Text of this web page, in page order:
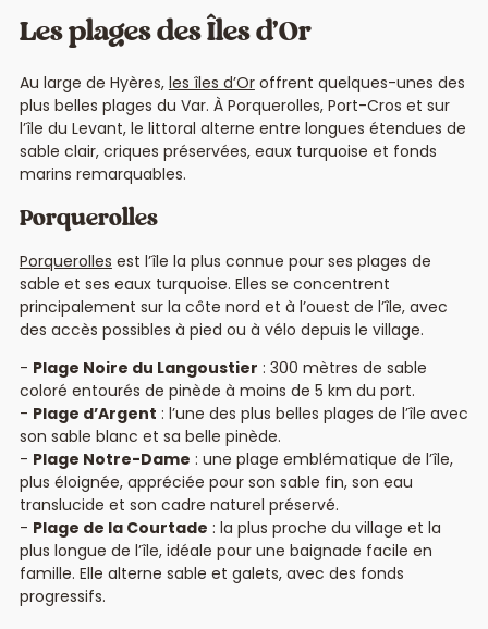
Les plages des Îles d’Or
Au large de Hyères, les îles d’Oroffrent quelques-unes des
plus belles plages du Var. À Porquerolles, Port-Cros et sur
l’île du Levant, le littoral alterne entre longues étendues de
sable clair, criques préservées, eaux turquoise et fonds
marins remarquables.
Porquerolles
Porquerolles est l’île la plus connue pour ses plages de
sable et ses eaux turquoise. Elles se concentrent
principalement sur la côte nord et à l’ouest de l’île, avec
des accès possibles à pied ou à vélo depuis le village.
Plage Noire du Langoustier : 300 mètres de sable
coloré entourés de pinède à moins de 5 km du port.
Plage d’Argent : l’une des plus belles plages de l’île avec
son sable blanc et sa belle pinède.
Plage Notre-Dame : une plage emblématique de l’île,
plus éloignée, appréciée pour son sable fin, son eau
translucide et son cadre naturel préservé.
Plage de la Courtade : la plus proche du village et la
plus longue de l’île, idéale pour une baignade facile en
famille. Elle alterne sable et galets, avec des fonds
progressifs.